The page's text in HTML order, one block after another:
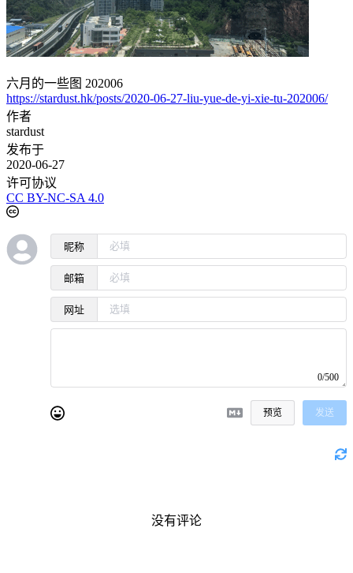
六月的一些图 202006
https://stardust.hk/posts/2020-06-27-liu-yue-de-yi-xie-tu-202006/
作者
stardust
发布于
2020-06-27
许可协议
CC BY-NC-SA 4.0
昵称
邮箱
网址
0/500
预览 发送
没有评论